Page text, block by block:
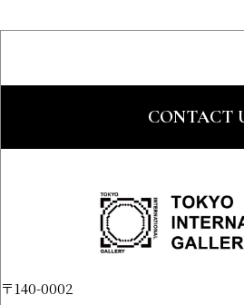
CONTACT
〒140-0002